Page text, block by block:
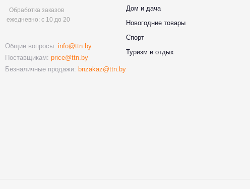
Обработка заказов
ежедневно: с 10 до 20
Общие вопросы: info@ttn.by
Поставщикам: price@ttn.by
Безналичные продажи: bnzakaz@ttn.by
Дом и дача
Новогодние товары
Спорт
Туризм и отдых